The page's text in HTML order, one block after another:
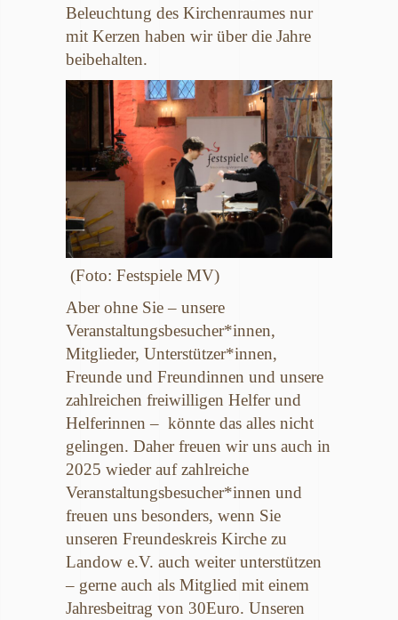
Beleuchtung des Kirchenraumes nur
mit Kerzen haben wir über die Jahre
beibehalten.
(Foto: Festspiele MV)
Aber ohne Sie – unsere
Veranstaltungsbesucher*innen,
Mitglieder, Unterstützer*innen,
Freunde und Freundinnen und unsere
zahlreichen freiwilligen Helfer und
Helferinnen – könnte das alles nicht
gelingen. Daher freuen wir uns auch in
2025 wieder auf zahlreiche
Veranstaltungsbesucher*innen und
freuen uns besonders, wenn Sie
unseren Freundeskreis Kirche zu
Landow e.V. auch weiter unterstützen
– gerne auch als Mitglied mit einem
Jahresbeitrag von 30Euro. Unseren